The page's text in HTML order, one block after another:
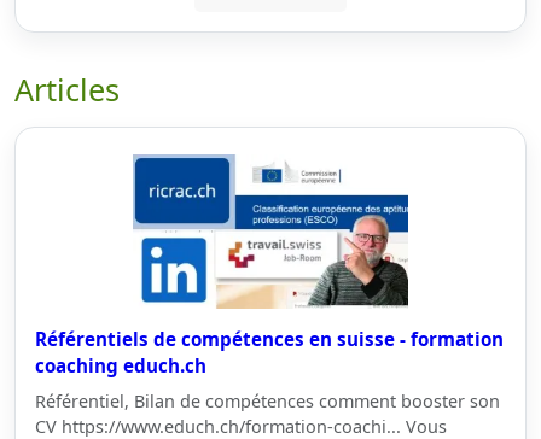
Articles
Référentiels de compétences en suisse - formation
coaching educh.ch
Référentiel, Bilan de compétences comment booster son
CV https://www.educh.ch/formation-coachi... Vous